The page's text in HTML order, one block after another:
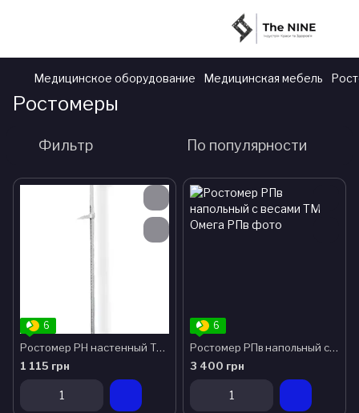
Медицинское оборудование Медицинская мебель
Ростомеры
Фильтр По популярности
6
Ростомер РН настенный ТМ Омега
1 115 грн
6
Ростомер РПв напольный с весами ТМ Омега
3 400 грн